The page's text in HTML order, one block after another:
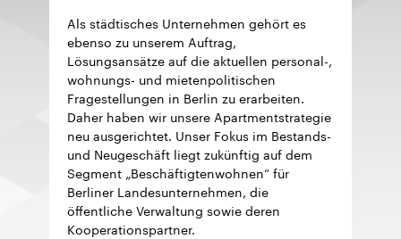
Als städtisches Unternehmen gehört es
ebenso zu unserem Auftrag,
Lösungsansätze auf die aktuellen personal-,
wohnungs- und mietenpolitischen
Fragestellungen in Berlin zu erarbeiten.
Daher haben wir unsere Apartmentstrategie
neu ausgerichtet. Unser Fokus im Bestands-
und Neugeschäft liegt zukünftig auf dem
Segment „Beschäftigtenwohnen“ für
Berliner Landesunternehmen, die
öffentliche Verwaltung sowie deren
Kooperationspartner.